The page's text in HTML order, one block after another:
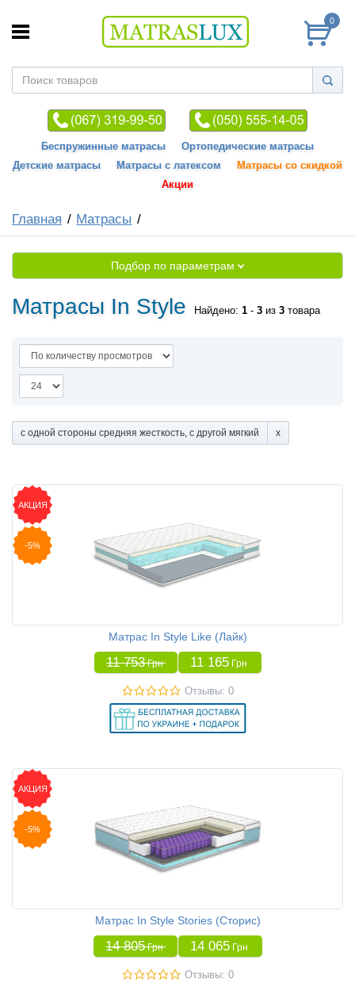
0
Беспружинные матрасы
Ортопедические матрасы
Детские матрасы
Матрасы с латексом
Матрасы со скидкой
Акции
Главная Матрасы
Подбор по параметрам
Матрасы In Style Найдено: 1 - 3 из 3 товара
с одной стороны средняя жесткость, с другой мягкий
АКЦИЯ
-5%
Матрас In Style Like (Лайк)
11 753 Грн 11 165 Грн
Отзывы: 0
АКЦИЯ
-5%
Матрас In Style Stories (Сторис)
14 805 Грн 14 065 Грн
Отзывы: 0